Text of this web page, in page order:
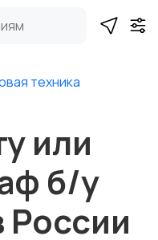
техника
или
б/у
России